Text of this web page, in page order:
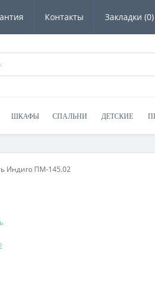
Контакты Закладки (0)
ШКАФЫ СПАЛЬНИ ДЕТСКИЕ
Индиго ПМ-145.02